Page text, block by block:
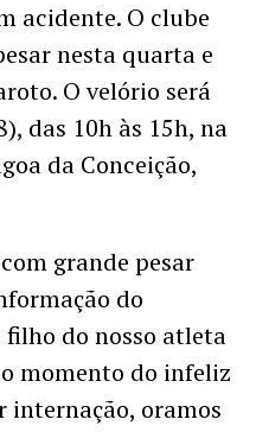
acidente. O clube
nesta quarta e
O velório será
das 10h às 15h, na
da Conceição,
grande pesar
do
do nosso atleta
o momento do infeliz
internação, oramos